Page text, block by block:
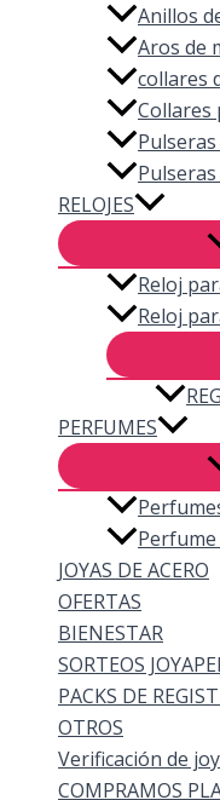
Anillos
Aros de
collares
Collares
RELOJES
Reloj
Reloj
PERFUMES
JOYAS DE ACERO
OFERTAS
BIENESTAR
SORTEOS
PACKS DE
OTROS
Verificación de
COMPRAMOS